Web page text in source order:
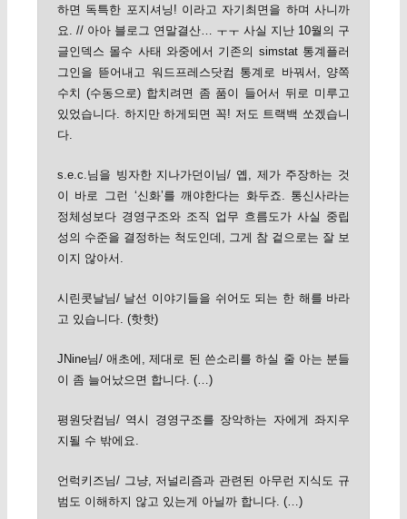
하면 독특한 포지셔닝! 이라고 자기최면을 하며 사니까
요. // 아아 블로그 연말결산… ㅜㅜ 사실 지난 10월의 구
글인덱스 몰수 사태 와중에서 기존의 simstat 통계플러
그인을 뜯어내고 워드프레스닷컴 통계로 바꿔서, 양쪽
수치 (수동으로) 합치려면 좀 품이 들어서 뒤로 미루고
있었습니다. 하지만 하게되면 꼭! 저도 트랙백 쏘겠습니
다.
s.e.c.님을 빙자한 지나가던이님/ 옙, 제가 주장하는 것
이 바로 그런 ‘신화’를 깨야한다는 화두죠. 통신사라는
정체성보다 경영구조와 조직 업무 흐름도가 사실 중립
성의 수준을 결정하는 척도인데, 그게 참 겉으로는 잘 보
이지 않아서.
시린콧날님/ 날선 이야기들을 쉬어도 되는 한 해를 바라
고 있습니다. (핫핫)
JNine님/ 애초에, 제대로 된 쓴소리를 하실 줄 아는 분들
이 좀 늘어났으면 합니다. (…)
평원닷컴님/ 역시 경영구조를 장악하는 자에게 좌지우
지될 수 밖에요.
언럭키즈님/ 그냥, 저널리즘과 관련된 아무런 지식도 규
범도 이해하지 않고 있는게 아닐까 합니다. (…)